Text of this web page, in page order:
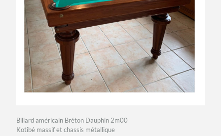
Billard américain Bréton Dauphin 2m00
Kotibé massif et chassis métallique